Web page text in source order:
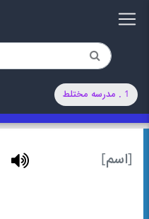
1 . مدرسه مختلط
[اسم]